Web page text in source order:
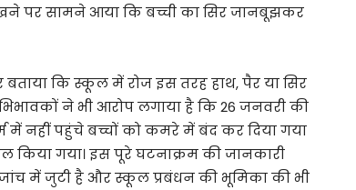
पर सामने आया कि बच्ची का सिर जानबूझकर
कि स्कूल में रोज इस तरह हाथ, पैर या सिर
ने भी आरोप लगाया है कि 26 जनवरी की
में नहीं पहुंचे बच्चों को कमरे में बंद कर दिया गया
किया गया। इस पूरे घटनाक्रम की जानकारी
में जुटी है और स्कूल प्रबंधन की भूमिका की भी